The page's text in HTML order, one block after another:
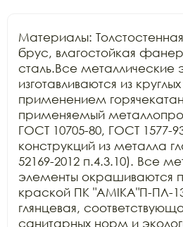
Материалы:
брус, влагостойкая
сталь.Все металлические
изготавливаются из
применением
применяемый
ГОСТ 10705-80, ГОСТ 1577-
конструкций из металла
52169-2012 п.4.3.10). Все
элементы окрашиваются
краской ПК "АМIKA"П-ПЛ-
глянцевая,
санитарных норм и